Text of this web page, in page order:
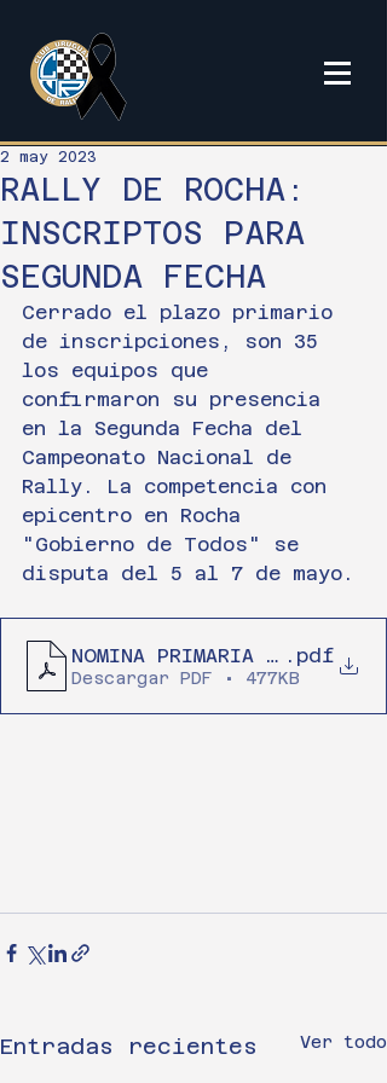
RALLY DE ROCHA:
INSCRIPTOS PARA
SEGUNDA FECHA
2 may 2023
Cerrado el plazo primario
de inscripciones, son 35
los equipos que
confirmaron su presencia
en la Segunda Fecha del
Campeonato Nacional de
Rally. La competencia con
epicentro en Rocha
"Gobierno de Todos" se
disputa del 5 al 7 de mayo.
NOMINA
.pdf
Descargar PDF • 477KB
Entradas recientes Ver todo